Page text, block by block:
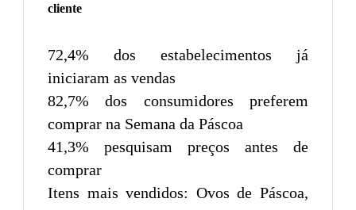
cliente
72,4% dos estabelecimentos já
iniciaram as vendas
82,7% dos consumidores preferem
comprar na Semana da Páscoa
41,3% pesquisam preços antes de
comprar
Itens mais vendidos: Ovos de Páscoa,